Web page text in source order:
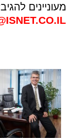
מעוניינים